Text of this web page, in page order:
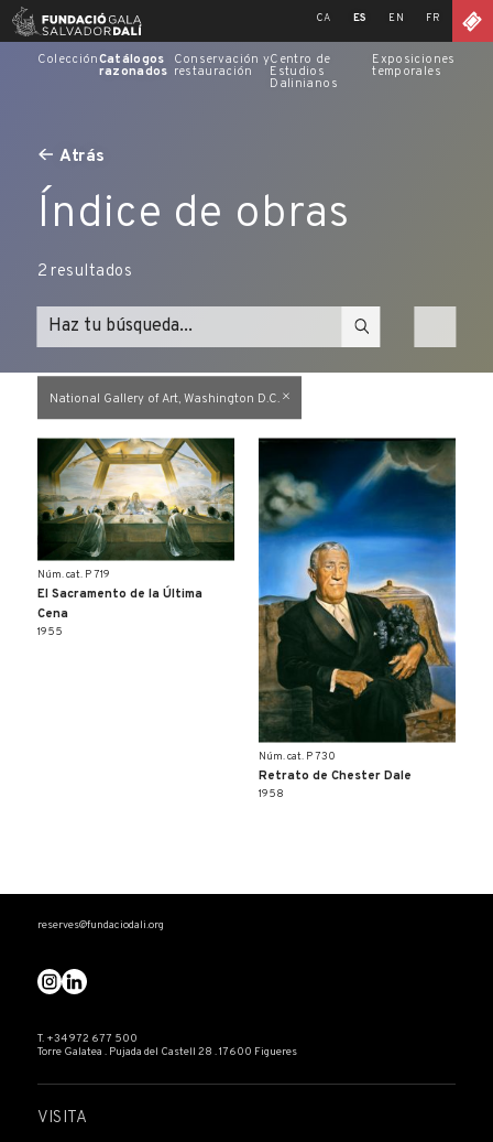
Skip
CA ES EN FR
ColecciónCatálogos
razonados
Conservación y
restauración
Centro de
Estudios
Dalinianos
Exposiciones
temporales
Atrás
Índice de obras
2 resultados
National Gallery of Art, Washington D.C.
Núm. cat. P 719
El Sacramento de la Última
Cena
1955
Núm. cat. P 730
Retrato de Chester Dale
1958
reserves@fundaciodali.org
T. +34 972 677 500
Torre Galatea . Pujada del Castell 28 . 17600 Figueres
VISITA